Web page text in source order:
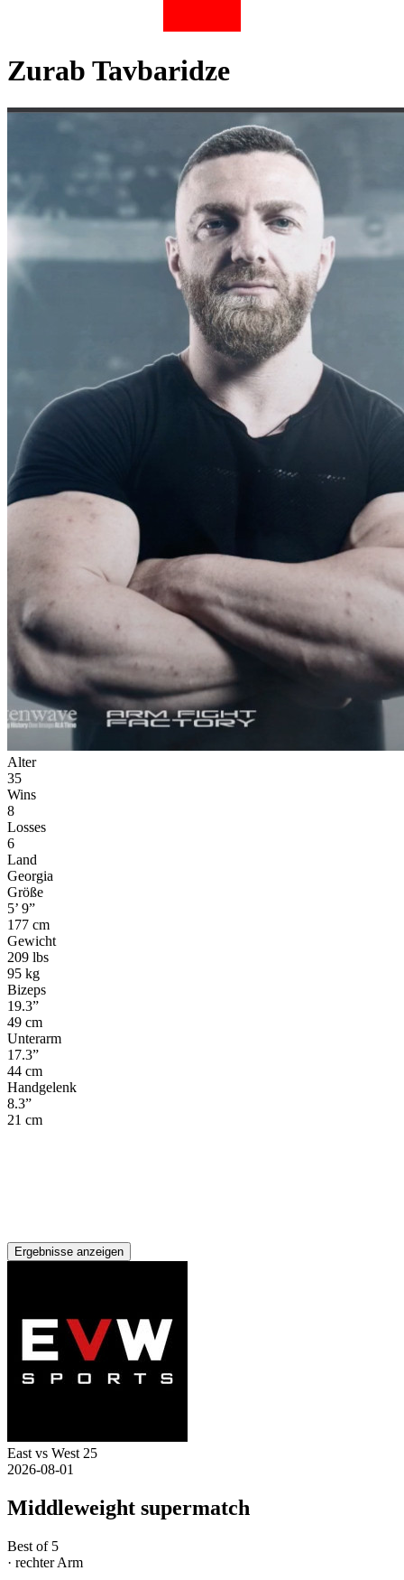
Zurab Tavbaridze
Alter
35
Wins
8
Losses
6
Land
Georgia
Größe
5’ 9”
177 cm
Gewicht
209 lbs
95 kg
Bizeps
19.3”
49 cm
Unterarm
17.3”
44 cm
Handgelenk
8.3”
21 cm
Ergebnisse anzeigen
East vs West 25
2026-08-01
Middleweight supermatch
Best of 5
· rechter Arm